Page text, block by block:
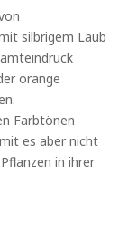
silbrigem Laub
orange
Farbtönen
es aber nicht
in ihrer